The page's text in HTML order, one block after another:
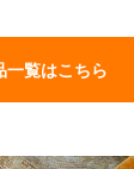
一覧はこちら